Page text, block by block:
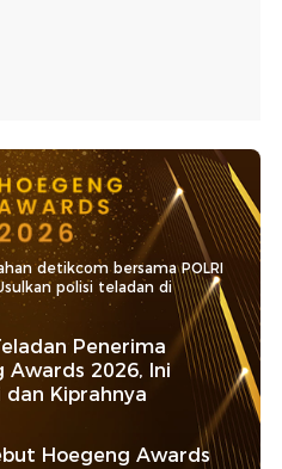
detikcom bersama POLRI
polisi teladan di
Penerima
Awards 2026, Ini
Kiprahnya
Hoegeng Awards